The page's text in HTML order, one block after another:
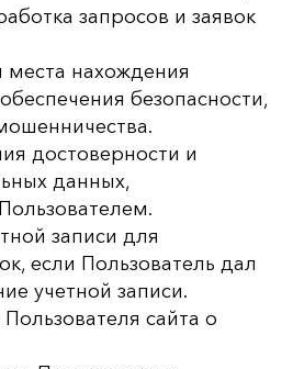
запросов и заявок
места нахождения
безопасности,
достоверности и
данных,
записи для
если Пользователь дал
учетной записи.
сайта о